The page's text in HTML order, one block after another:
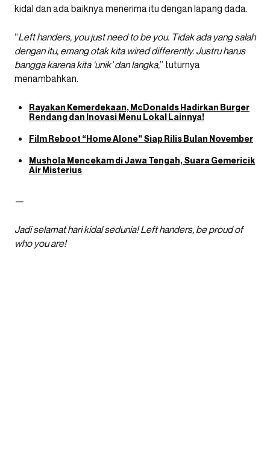
kidal dan ada baiknya menerima itu dengan lapang dada.
“Left handers, you just need to be you. Tidak ada yang salah
dengan itu, emang otak kita wired differently. Justru harus
bangga karena kita ‘unik’ dan langka,” tuturnya
menambahkan.
Rayakan Kemerdekaan, McDonalds Hadirkan Burger
Rendang dan Inovasi Menu Lokal Lainnya!
Film Reboot “Home Alone” Siap Rilis Bulan November
Mushola Mencekam di Jawa Tengah, Suara Gemericik
Air Misterius
—
Jadi selamat hari kidal sedunia! Left handers, be proud of
who you are!